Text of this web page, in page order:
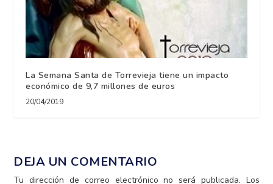
La Semana Santa de Torrevieja tiene un impacto
económico de 9,7 millones de euros
20/04/2019
DEJA UN COMENTARIO
Tu dirección de correo electrónico no será publicada. Los